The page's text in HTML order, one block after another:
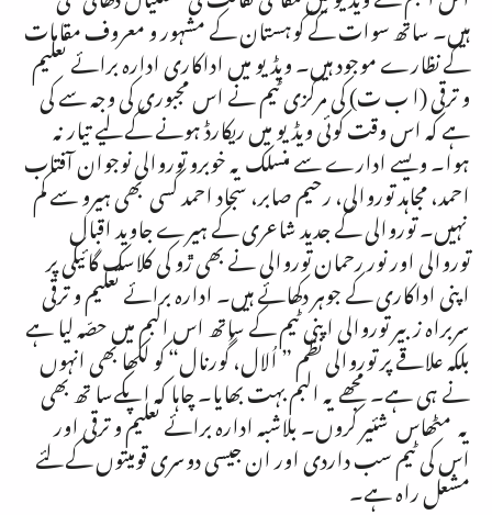
ہیں۔ ساتھ سوات کے کوہستان کے مشہور و معروف مقامات
کے نظارے موجود ہیں۔ ویڈیو میں اداکاری ادارہ برائے تعلیم
و ترقی (ا ب ت) کی مرکزی ٹیم نے اس مجبوری کی وجہ سے کی
ہے کہ اس وقت کوئی ویڈیو میں ریکارڈ ہونے کے لیے تیار نہ
ہوا۔ ویسے ادارے سے منسلک یہ خوبرو توروالی نوجوان آفتاب
احمد، مجاہد توروالی، رحیم صابر، سجاد احمد کسی بھی ہیرو سے کم
نہیں۔ توروالی کے جدید شاعری کے ہیرے جاوید اقبال
توروالی اور نور رحمان توروالی نے بھی ڙو کی کلاسک گائیکی پر
اپنی اداکاری کے جوہر دکھائے ہیں۔ ادارہ برائے تعلیم و ترقی
سربراہ زبیر توروالی اپنی ٹیم کے ساتھ اس البم میں حصّہ لیا ہے
بلکہ علاقے پر توروالی نظم ” اُلال، گُورنال“ کو لکھا بھی انہوں
نے ہی ہے۔ مجھے یہ البم بہت بھایا۔ چاہا کہ اپکےسا تھ بھی
یہ مٹھاس شئیر کروں۔ بلاشبہ ادارہ برائے تعلیم و ترقی اور
اس کی ٹیم سب داردی اور ان جیسی دوسری قومیتوں کے لئے
مشعل راہ ہے۔